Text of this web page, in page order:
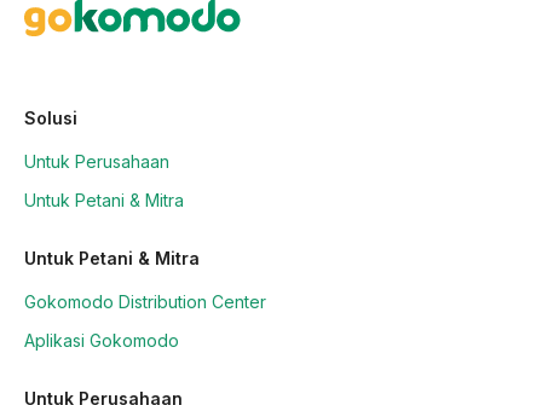
Solusi
Untuk Perusahaan
Untuk Petani & Mitra
Untuk Petani & Mitra
Gokomodo Distribution Center
Aplikasi Gokomodo
Untuk Perusahaan